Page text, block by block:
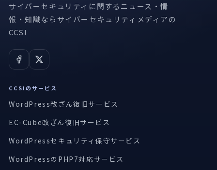
サイバーセキュリティに関するニュース・情
報・知識ならサイバーセキュリティメディアの
CCSI
CCSIのサービス
WordPress改ざん復旧サービス
EC-Cube改ざん復旧サービス
WordPressセキュリティ保守サービス
WordPressのPHP7対応サービス